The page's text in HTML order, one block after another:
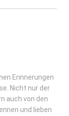
Erinnerungen
Nicht nur der
auch von den
und lieben